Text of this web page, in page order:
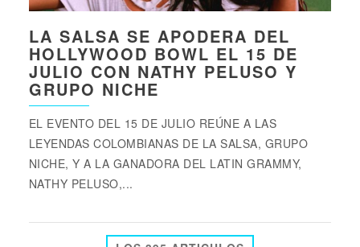
LA SALSA SE APODERA DEL
HOLLYWOOD BOWL EL 15 DE
JULIO CON NATHY PELUSO Y
GRUPO NICHE
EL EVENTO DEL 15 DE JULIO REÚNE A LAS
LEYENDAS COLOMBIANAS DE LA SALSA, GRUPO
NICHE, Y A LA GANADORA DEL LATIN GRAMMY,
NATHY PELUSO,...